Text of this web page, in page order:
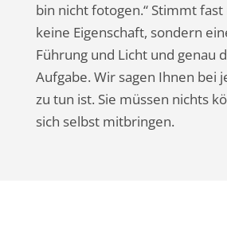
bin nicht fotogen.“ Stimmt
keine Eigenschaft, sondern
Führung und Licht und genau
Aufgabe. Wir sagen Ihnen bei
zu tun ist. Sie müssen nichts
sich selbst mitbringen.